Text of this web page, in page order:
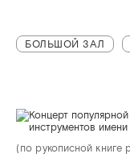
БОЛЬШОЙ ЗАЛ
(по рукописной книге